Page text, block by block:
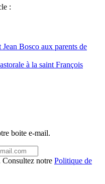
:
Bosco aux parents de
à la saint François
boite e-mail.
Consultez notre Politique de